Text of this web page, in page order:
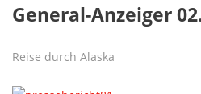
General-Anzeiger
Reise durch Alaska